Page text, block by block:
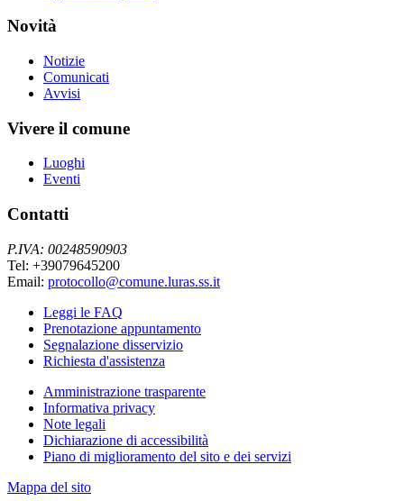
Novità
Notizie
Comunicati
Avvisi
Vivere il comune
Luoghi
Eventi
Contatti
P.IVA: 00248590903
Tel: +39079645200
Email: protocollo@comune.luras.ss.it
Leggi le FAQ
Prenotazione appuntamento
Segnalazione disservizio
Richiesta d'assistenza
Amministrazione trasparente
Informativa privacy
Note legali
Dichiarazione di accessibilità
Piano di miglioramento del sito e dei servizi
Mappa del sito